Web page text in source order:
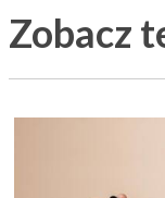
Zobacz